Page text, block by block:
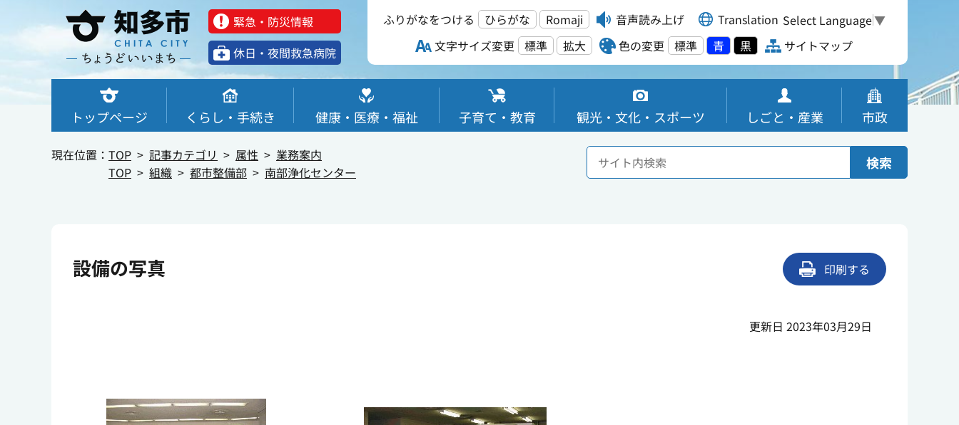
緊急・防災情報
休⽇・夜間救急病院
ふりがなをつける ひらがな Romaji 音声読み上げ Translation Select Language▼
文字サイズ変更
標準 拡大 色の変更 標準 青 黒 サイトマップ
トップページ くらし・手続き 健康・医療・福祉 子育て・教育 観光・文化・スポーツ しごと・産業 市政
現在位置： TOP 記事カテゴリ 属性
業務案内
TOP
組織 都市整備部 南部浄化センター
検索
設備の写真 印刷する
更新日 2023年03月29日